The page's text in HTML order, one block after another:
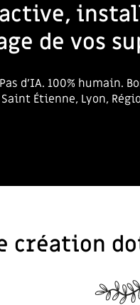
de vos
d’IA. 100% humain.
Étienne, Lyon,
création